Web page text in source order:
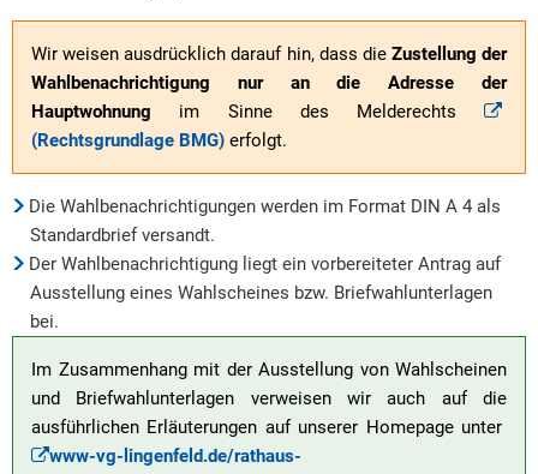
Wir weisen ausdrücklich darauf hin, dass dieZustellung der
Wahlbenachrichtigung nur an die Adresse der
Hauptwohnung im Sinne des Melderechts
(Rechtsgrundlage BMG) erfolgt.
Die Wahlbenachrichtigungen werden im Format DIN A 4 als
Standardbrief versandt.
Der Wahlbenachrichtigung liegt ein vorbereiteter Antrag auf
Ausstellung eines Wahlscheines bzw. Briefwahlunterlagen
bei.
Im Zusammenhang mit der Ausstellung von Wahlscheinen
und Briefwahlunterlagen verweisen wir auch auf die
ausführlichen Erläuterungen auf unserer Homepage unter
www-vg-lingenfeld.de/rathaus-